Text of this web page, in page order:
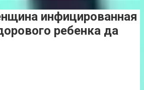
инфицированная
ребенка да